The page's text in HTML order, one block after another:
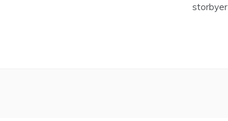
storbyer